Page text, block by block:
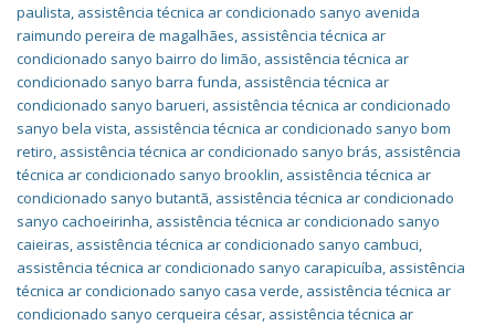
paulista, assistência técnica ar condicionado sanyo avenida
raimundo pereira de magalhães, assistência técnica ar
condicionado sanyo bairro do limão, assistência técnica ar
condicionado sanyo barra funda, assistência técnica ar
condicionado sanyo barueri, assistência técnica ar condicionado
sanyo bela vista, assistência técnica ar condicionado sanyo bom
retiro, assistência técnica ar condicionado sanyo brás, assistência
técnica ar condicionado sanyo brooklin, assistência técnica ar
condicionado sanyo butantã, assistência técnica ar condicionado
sanyo cachoeirinha, assistência técnica ar condicionado sanyo
caieiras, assistência técnica ar condicionado sanyo cambuci,
assistência técnica ar condicionado sanyo carapicuíba, assistência
técnica ar condicionado sanyo casa verde, assistência técnica ar
condicionado sanyo cerqueira césar, assistência técnica ar